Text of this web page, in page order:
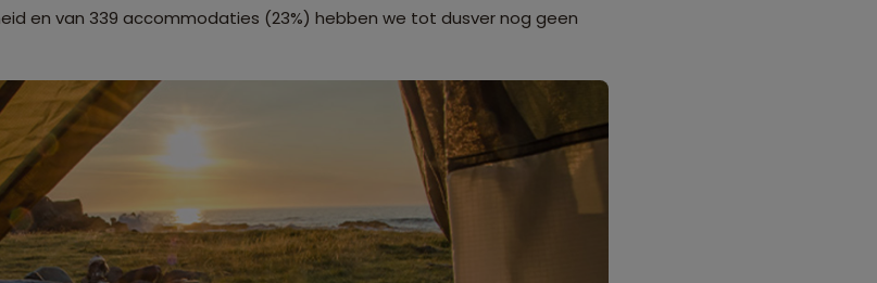
en van 339 accommodaties (23%) hebben we tot dusver nog geen